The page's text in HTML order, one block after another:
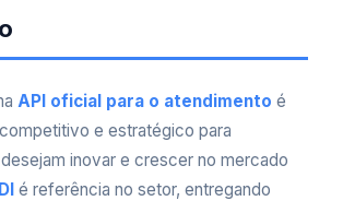
API oficial para o atendimento é
e estratégico para
inovar e crescer no mercado
é referência no setor, entregando